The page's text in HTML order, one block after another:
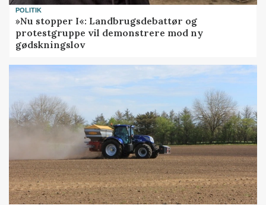
POLITIK
»Nu stopper I«: Landbrugsdebattør og
protestgruppe vil demonstrere mod ny
gødskningslov